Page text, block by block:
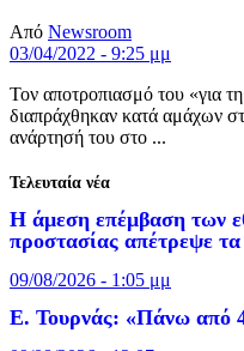
Από Newsroom
03/04/2022 - 9:25 μμ
Τον αποτροπιασμό του «για
διαπράχθηκαν κατά αμάχων
ανάρτησή του στο ...
Τελευταία νέα
Η άμεση επέμβαση των
προστασίας απέτρεψε τα
09/08/2026 - 1:05 μμ
Ε. Τουρνάς: «Πάνω από